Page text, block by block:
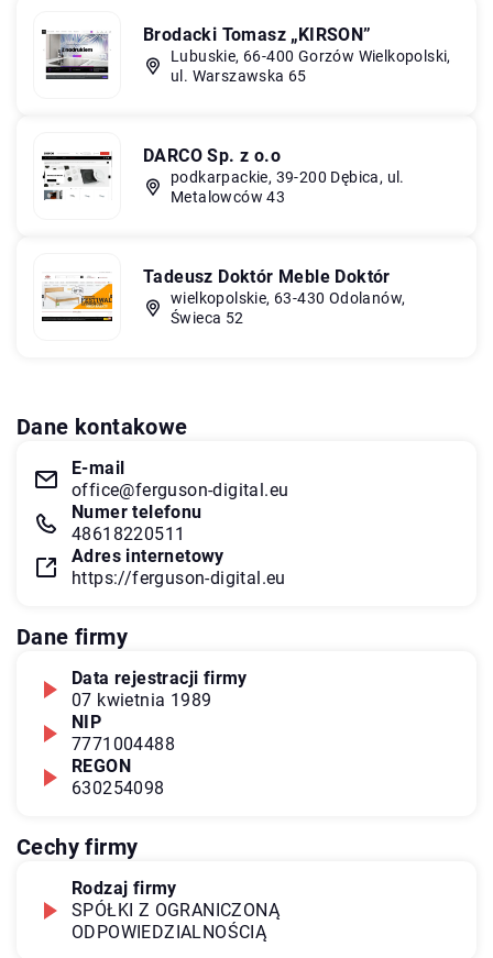
Brodacki Tomasz „KIRSON”
Lubuskie, 66-400 Gorzów Wielkopolski,
ul. Warszawska 65
DARCO Sp. z o.o
podkarpackie, 39-200 Dębica, ul.
Metalowców 43
Tadeusz Doktór Meble Doktór
wielkopolskie, 63-430 Odolanów,
Świeca 52
Dane kontakowe
E-mail
office@ferguson-digital.eu
Numer telefonu
48618220511
Adres internetowy
https://ferguson-digital.eu
Dane firmy
Data rejestracji firmy
07 kwietnia 1989
NIP
7771004488
REGON
630254098
Cechy firmy
Rodzaj firmy
SPÓŁKI Z OGRANICZONĄ
ODPOWIEDZIALNOŚCIĄ